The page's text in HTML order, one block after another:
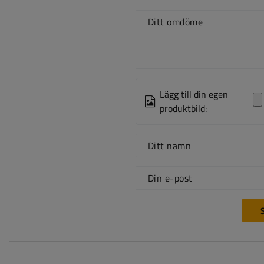
Ditt omdöme
Lägg till din egen
produktbild:
Ditt namn
Din e-post